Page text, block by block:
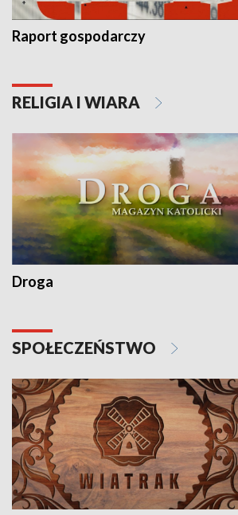
Raport gospodarczy
RELIGIA I WIARA
Droga
SPOŁECZEŃSTWO